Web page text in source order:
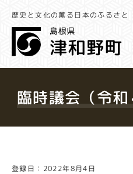
歴史と文化の薫る日本のふるさと
臨時議会（令和
登録日：2022年8月4日